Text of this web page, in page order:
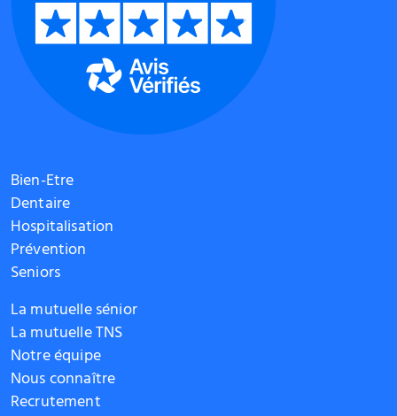
Bien-Etre
Dentaire
Hospitalisation
Prévention
Seniors
La mutuelle sénior
La mutuelle TNS
Notre équipe
Nous connaître
Recrutement